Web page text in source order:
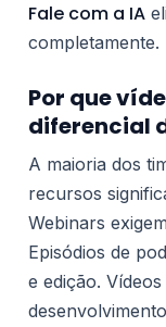
Fale com a IA
completamente.
Por que
diferencial
A maioria dos
recursos
Webinars
Episódios de
e edição.